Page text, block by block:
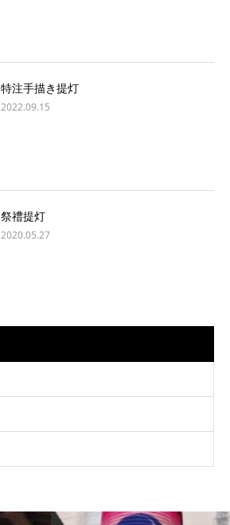
特注手描き提灯
2022.09.15
祭禮提灯
2020.05.27